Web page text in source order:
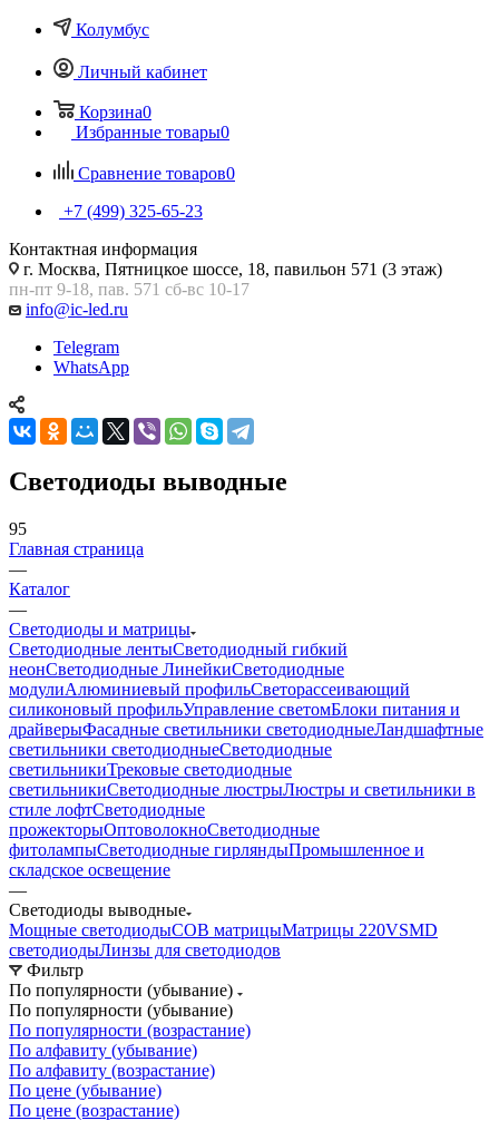
Колумбус
Личный кабинет
Корзина0
Избранные товары0
Сравнение товаров0
+7 (499) 325-65-23
Контактная информация
г. Москва, Пятницкое шоссе, 18, павильон 571 (3 этаж)
пн-пт 9-18, пав. 571 сб-вс 10-17
info@ic-led.ru
Telegram
WhatsApp
Светодиоды выводные
95
Главная страница
—
Каталог
—
Светодиоды и матрицы
Светодиодные лентыСветодиодный гибкий
неонСветодиодные ЛинейкиСветодиодные
модулиАлюминиевый профильСветорассеивающий
силиконовый профильУправление светомБлоки питания и
драйверыФасадные светильники светодиодныеЛандшафтные
светильники светодиодныеСветодиодные
светильникиТрековые светодиодные
светильникиСветодиодные люстрыЛюстры и светильники в
стиле лофтСветодиодные
прожекторыОптоволокноСветодиодные
фитолампыСветодиодные гирляндыПромышленное и
складское освещение
—
Светодиоды выводные
Мощные светодиодыCOB матрицыМатрицы 220VSMD
светодиодыЛинзы для светодиодов
Фильтр
По популярности (убывание)
По популярности (убывание)
По популярности (возрастание)
По алфавиту (убывание)
По алфавиту (возрастание)
По цене (убывание)
По цене (возрастание)